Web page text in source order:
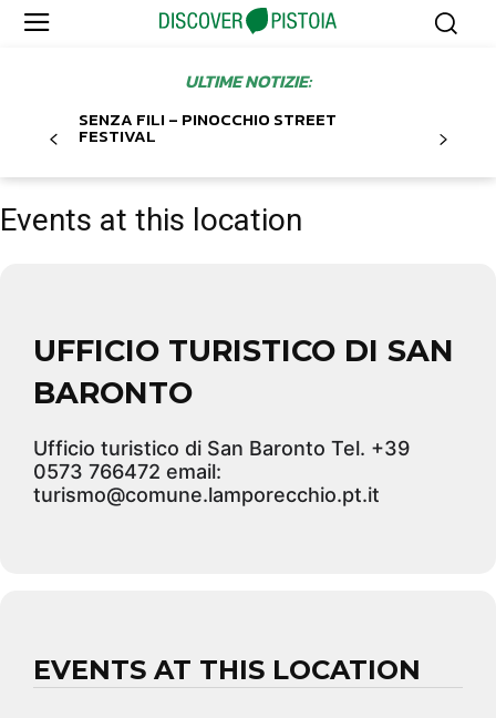
ULTIME NOTIZIE:
SENZA FILI – PINOCCHIO STREET
FESTIVAL
Events at this location
UFFICIO TURISTICO DI SAN
BARONTO
Ufficio turistico di San Baronto Tel. +39
0573 766472 email:
turismo@comune.lamporecchio.pt.it
EVENTS AT THIS LOCATION